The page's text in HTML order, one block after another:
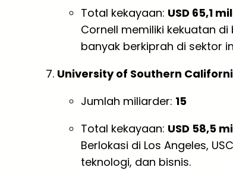
Total kekayaan: USD 65,1
Cornell memiliki kekuatan
banyak berkiprah di sektor
University of Southern
Jumlah miliarder: 15
Total kekayaan: USD 58,5
Berlokasi di Los Angeles,
teknologi, dan bisnis.